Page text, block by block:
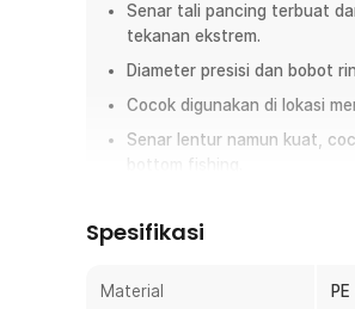
Senar tali pancing terbuat
tekanan ekstrem.
Diameter presisi dan bobot
Cocok digunakan di lokasi
Senar lentur namun kuat,
bottom fishing.
Dapat digunakan di air asin
Overview
Jangan sampai momen strike
Spesifikasi
Material